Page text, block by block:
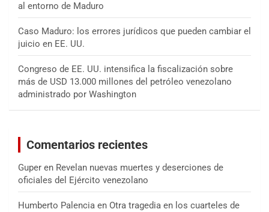
al entorno de Maduro
Caso Maduro: los errores jurídicos que pueden cambiar el
juicio en EE. UU.
Congreso de EE. UU. intensifica la fiscalización sobre
más de USD 13.000 millones del petróleo venezolano
administrado por Washington
Comentarios recientes
Guper en Revelan nuevas muertes y deserciones de
oficiales del Ejército venezolano
Humberto Palencia en Otra tragedia en los cuarteles de